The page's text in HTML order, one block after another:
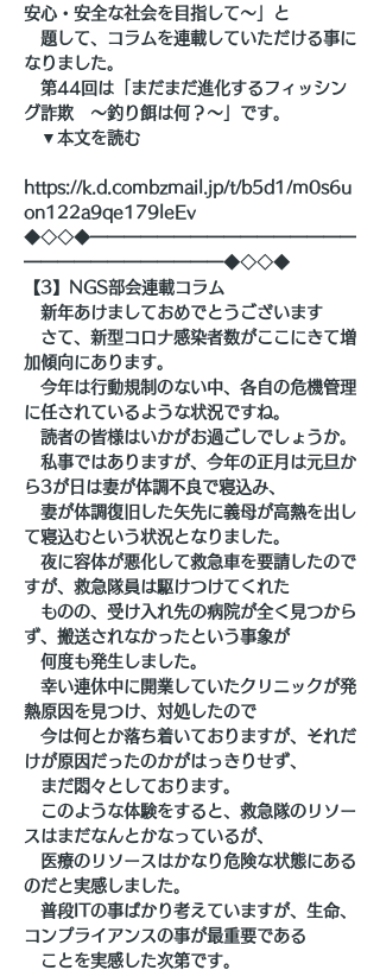
安心・安全な社会を目指して～」と
題して、コラムを連載していただける事に
なりました。
第44回は「まだまだ進化するフィッシン
グ詐欺　～釣り餌は何？～」です。
▼本文を読む
https://k.d.combzmail.jp/t/b5d1/m0s6u
on122a9qe179leEv
◆◇◇◆━━━━━━━━━━━━━━━━
━━━━━━━━━━━━◆◇◇◆
【3】NGS部会連載コラム
新年あけましておめでとうございます
さて、新型コロナ感染者数がここにきて増
加傾向にあります。
今年は行動規制のない中、各自の危機管理
に任されているような状況ですね。
読者の皆様はいかがお過ごしでしょうか。
私事ではありますが、今年の正月は元旦か
ら3が日は妻が体調不良で寝込み、
妻が体調復旧した矢先に義母が高熱を出し
て寝込むという状況となりました。
夜に容体が悪化して救急車を要請したので
すが、救急隊員は駆けつけてくれた
ものの、受け入れ先の病院が全く見つから
ず、搬送されなかったという事象が
何度も発生しました。
幸い連休中に開業していたクリニックが発
熱原因を見つけ、対処したので
今は何とか落ち着いておりますが、それだ
けが原因だったのかがはっきりせず、
まだ悶々としております。
このような体験をすると、救急隊のリソー
スはまだなんとかなっているが、
医療のリソースはかなり危険な状態にある
のだと実感しました。
普段ITの事ばかり考えていますが、生命、
コンプライアンスの事が最重要である
ことを実感した次第です。